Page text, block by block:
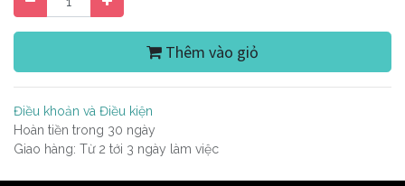
Thêm vào giỏ
Điều khoản và Điều kiện
Hoàn tiền trong 30 ngày
Giao hàng: Từ 2 tới 3 ngày làm việc